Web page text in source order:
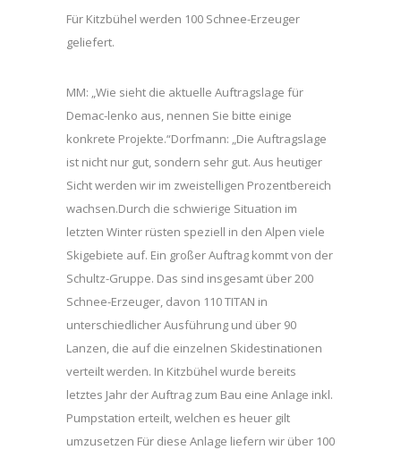
Für Kitzbühel werden 100 Schnee-Erzeuger
geliefert.
MM: „Wie sieht die aktuelle Auftragslage für
Demac-lenko aus, nennen Sie bitte einige
konkrete Projekte.“Dorfmann: „Die Auftragslage
ist nicht nur gut, sondern sehr gut. Aus heutiger
Sicht werden wir im zweistelligen Prozentbereich
wachsen.Durch die schwierige Situation im
letzten Winter rüsten speziell in den Alpen viele
Skigebiete auf. Ein großer Auftrag kommt von der
Schultz-Gruppe. Das sind insgesamt über 200
Schnee-Erzeuger, davon 110 TITAN in
unterschiedlicher Ausführung und über 90
Lanzen, die auf die einzelnen Skidestinationen
verteilt werden. In Kitzbühel wurde bereits
letztes Jahr der Auftrag zum Bau eine Anlage inkl.
Pumpstation erteilt, welchen es heuer gilt
umzusetzen Für diese Anlage liefern wir über 100